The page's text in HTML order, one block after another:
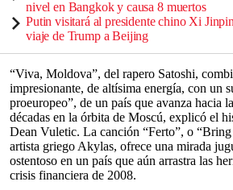
nivel en Bangkok y causa 8 muertos
Putin visitará al presidente chino Xi
viaje de Trump a Beijing
“Viva, Moldova”, del rapero Satoshi,
impresionante, de altísima energía, con un
proeuropeo”, de un país que avanza hacia
décadas en la órbita de Moscú, explicó el
Dean Vuletic. La canción “Ferto”, o
artista griego Akylas, ofrece una mirada
ostentoso en un país que aún arrastra las
crisis financiera de 2008.